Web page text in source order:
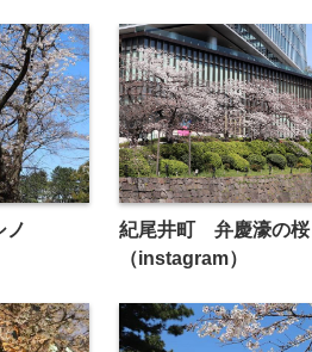
ノ
紀尾井町 弁慶濠の桜
（instagram）